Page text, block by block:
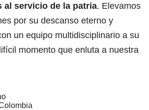
al servicio de la patria. Elevamos
por su descanso eterno y
un equipo multidisciplinario a su
momento que enluta a nuestra